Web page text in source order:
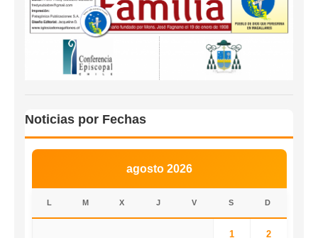
Noticias por Fechas
agosto 2026
L M X J V S D
1 2